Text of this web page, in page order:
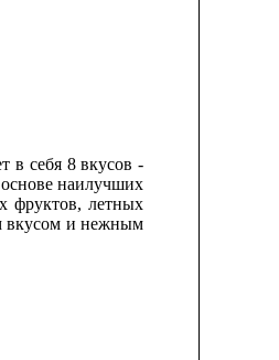
в себя 8 вкусов -
наилучших
фруктов, летных
вкусом и нежным